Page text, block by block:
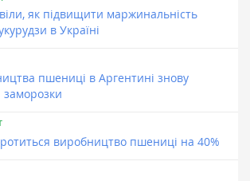
як підвищити маржинальність
в Україні
пшениці в Аргентині знову
заморозки
виробництво пшениці на 40%